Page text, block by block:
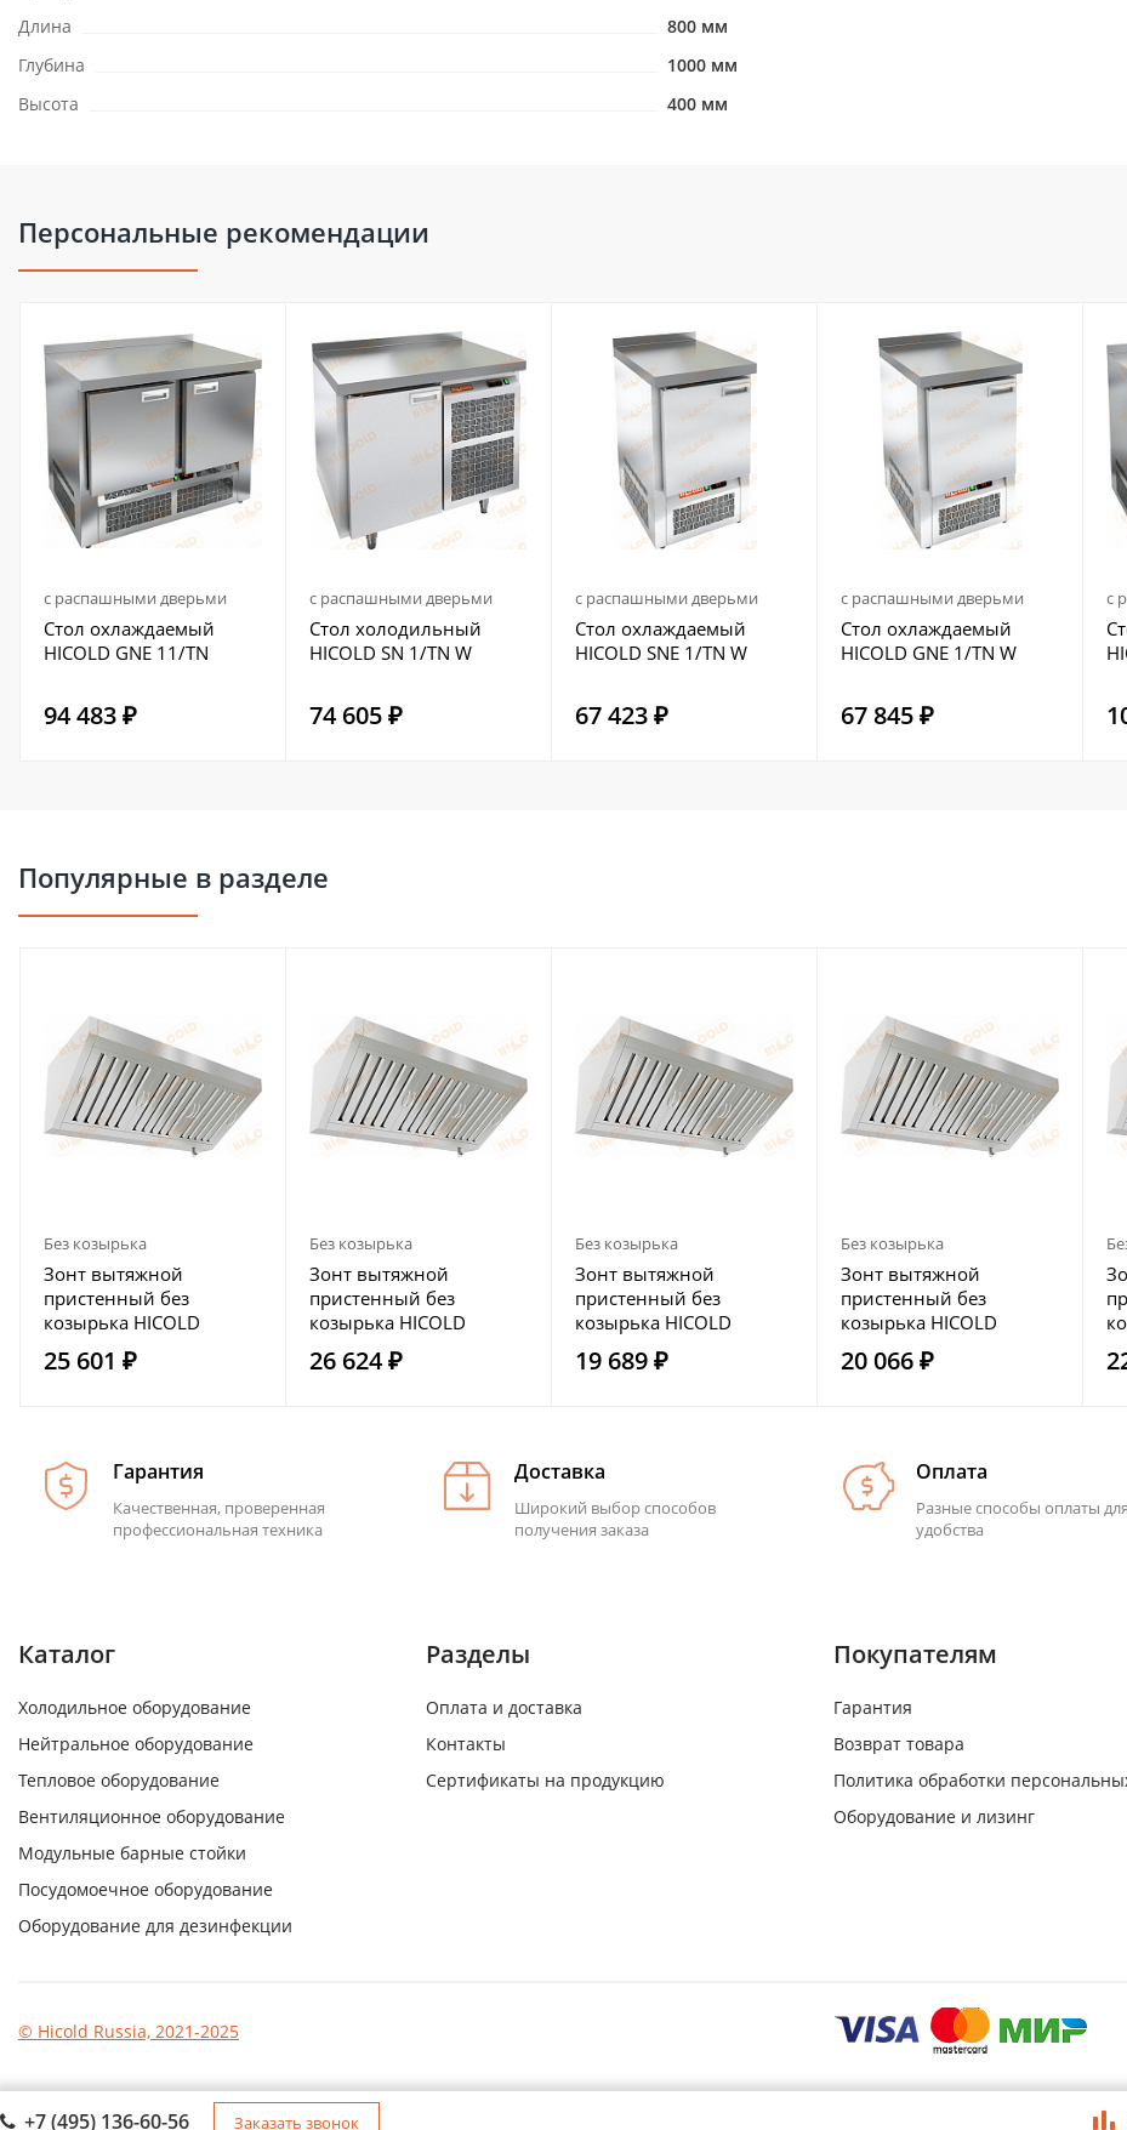
Длина
800 мм
Глубина
1000 мм
Высота
400 мм
Персональные рекомендации
с распашными дверьми
Стол охлаждаемый
HICOLD GNE 11/TN
94 483 ₽
с распашными дверьми
Стол холодильный
HICOLD SN 1/TN W
74 605 ₽
с распашными дверьми
Стол охлаждаемый
HICOLD SNE 1/TN W
67 423 ₽
с распашными дверьми
Стол охлаждаемый
HICOLD GNE 1/TN W
67 845 ₽
с
Популярные в разделе
Без козырька
Зонт вытяжной
пристенный без
козырька HICOLD
ЗВПО-1207
25 601 ₽
Без козырька
Зонт вытяжной
пристенный без
козырька HICOLD
ЗВПО-1307
26 624 ₽
Без козырька
Зонт вытяжной
пристенный без
козырька HICOLD
ЗВПО-0806
19 689 ₽
Без козырька
Зонт вытяжной
пристенный без
козырька HICOLD
ЗВПО-08,506
20 066 ₽
Гарантия
Качественная, проверенная
профессиональная техника
Доставка
Широкий выбор способов
получения заказа
Оплата
Разные способы оплаты
удобства
Каталог
Холодильное оборудование
Нейтральное оборудование
Тепловое оборудование
Вентиляционное оборудование
Модульные барные стойки
Посудомоечное оборудование
Оборудование для дезинфекции
Разделы
Оплата и доставка
Контакты
Сертификаты на продукцию
Покупателям
Гарантия
Возврат товара
Политика обработки
Оборудование и лизинг
© Hicold Russia, 2021-2025
+7 (495) 136-60-56 Заказать звонок